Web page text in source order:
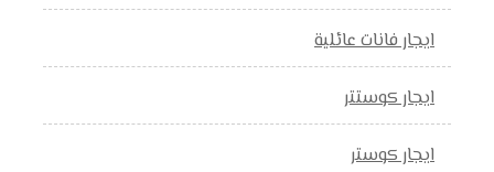
ايجار فانات عائلية
ايجار كوستتر
ايجار كوستر